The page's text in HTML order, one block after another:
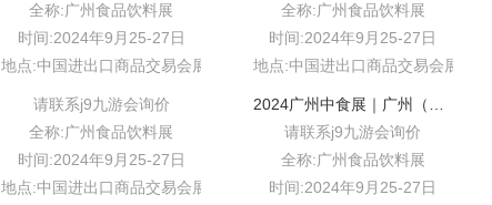
全称:广州食品饮料展
时间:2024年9月25-27日
地点:中国进出口商品交易会展馆b区
全称:广州食品饮料展
时间:2024年9月25-27日
地点:中国进出口商品交易会展馆b区
请联系j9九游会询价
全称:广州食品饮料展
时间:2024年9月25-27日
地点:中国进出口商品交易会展馆b区
请联系j9九游会询价
全称:广州食品饮料展
时间:2024年9月25-27日